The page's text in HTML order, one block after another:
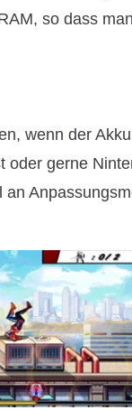
so dass
wenn der
oder gerne